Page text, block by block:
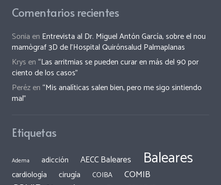
Comentarios recientes
Sonia en Entrevista al Dr. Miguel Antón García, sobre el nou
mamògraf 3D de l’Hospital Quirónsalud Palmaplanas
Krys en“Las arritmias se pueden curar en más del 90 por
ciento de los casos”
Perézen“Mis analíticas salen bien, pero me sigo sintiendo
mal”
Etiquetas
Adema adicción AECC Baleares Baleares
cardiología cirugía COIBA COMIB